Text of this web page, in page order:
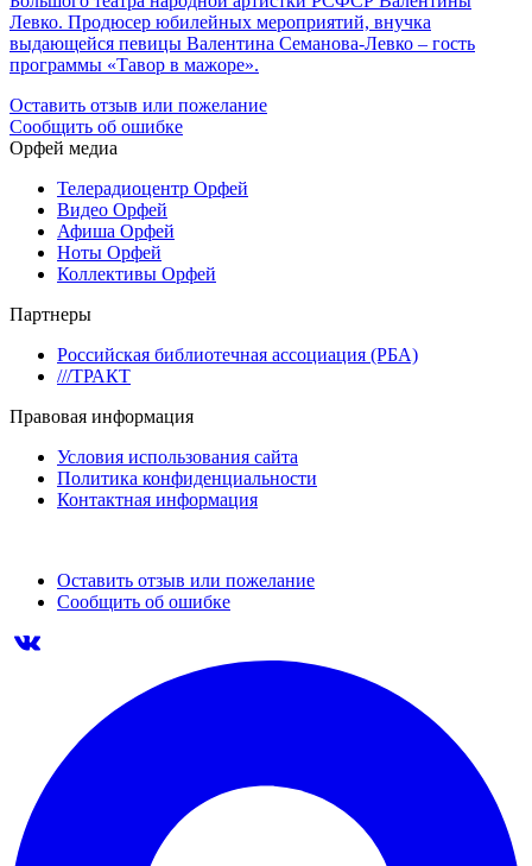
Левко. Продюсер юбилейных мероприятий, внучка
выдающейся певицы Валентина Семанова-Левко – гость
программы «Тавор в мажоре».
Оставить отзыв или пожелание
Сообщить об ошибке
Орфей медиа
Телерадиоцентр Орфей
Видео Орфей
Афиша Орфей
Ноты Орфей
Коллективы Орфей
Партнеры
Российская библиотечная ассоциация (РБА)
///ТРАКТ
Правовая информация
Условия использования сайта
Политика конфиденциальности
Контактная информация
Оставить отзыв или пожелание
Сообщить об ошибке